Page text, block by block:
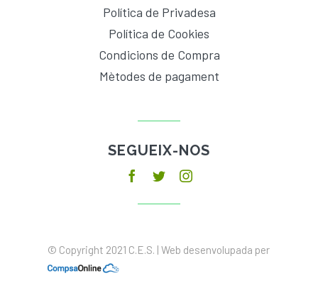
Política de Privadesa
Política de Cookies
Condicions de Compra
Mètodes de pagament
SEGUEIX-NOS
© Copyright 2021 C.E.S. | Web desenvolupada per